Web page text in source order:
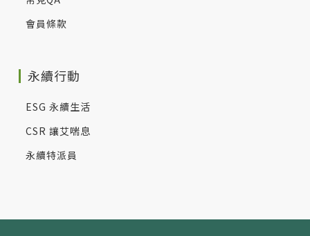
會員條款
永續行動
ESG 永續生活
CSR 讓艾喘息
永續特派員